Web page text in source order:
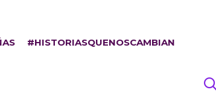
#HISTORIASQUENOSCAMBIAN